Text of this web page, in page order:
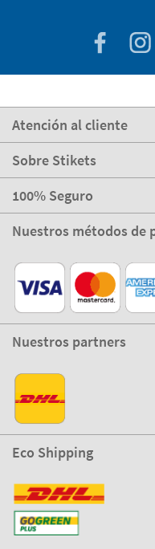
Atención al cliente
Sobre Stikets
100% Seguro
Nuestros métodos de
Nuestros partners
Eco Shipping